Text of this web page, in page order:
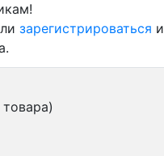
зарегистрироваться и